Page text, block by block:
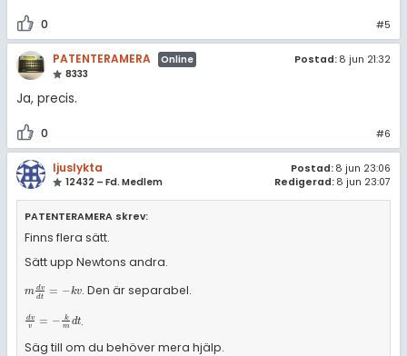
0 #5
PATENTERAMERA
Online
8333
Postad: 8 jun 21:32
Ja, precis.
0 #6
ljuslykta
12432 – Fd. Medlem
Postad: 8 jun 23:06
Redigerad: 8 jun 23:07
PATENTERAMERA skrev:
Finns flera sätt.
Sätt upp Newtons andra.
m dv
dt
= −kv
mdvd =-kv
. Den är separabel.
dv
v
= −
k
m dt
dv v=-kmd
.
Säg till om du behöver mera hjälp.